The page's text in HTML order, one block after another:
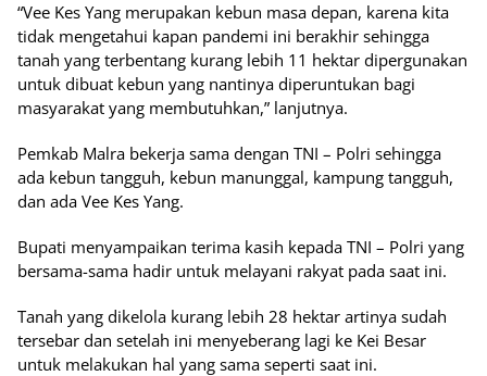
“Vee Kes Yang merupakan kebun masa depan, karena kita
tidak mengetahui kapan pandemi ini berakhir sehingga
tanah yang terbentang kurang lebih 11 hektar dipergunakan
untuk dibuat kebun yang nantinya diperuntukan bagi
masyarakat yang membutuhkan,” lanjutnya.
Pemkab Malra bekerja sama dengan TNI – Polri sehingga
ada kebun tangguh, kebun manunggal, kampung tangguh,
dan ada Vee Kes Yang.
Bupati menyampaikan terima kasih kepada TNI – Polri yang
bersama-sama hadir untuk melayani rakyat pada saat ini.
Tanah yang dikelola kurang lebih 28 hektar artinya sudah
tersebar dan setelah ini menyeberang lagi ke Kei Besar
untuk melakukan hal yang sama seperti saat ini.